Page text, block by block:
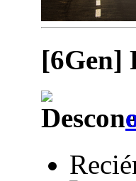
[6Gen]